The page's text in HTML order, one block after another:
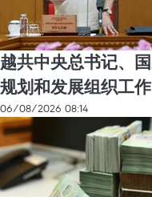
越共中央总书记、
规划和发展组织工作
06/08/2026 08:14